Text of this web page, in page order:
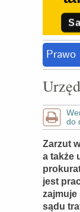
Prawo
do
Zarzut
a także
jest
zajmuje
sądu